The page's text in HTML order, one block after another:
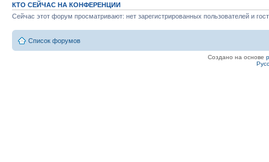
КТО СЕЙЧАС НА КОНФЕРЕНЦИИ
Сейчас этот форум просматривают: нет зарегистрированных пользователей и
Список форумов
Создано на основе